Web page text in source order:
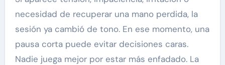
necesidad de recuperar una mano perdida, la
sesión ya cambió de tono. En ese momento, una
pausa corta puede evitar decisiones caras.
Nadie juega mejor por estar más enfadado. La